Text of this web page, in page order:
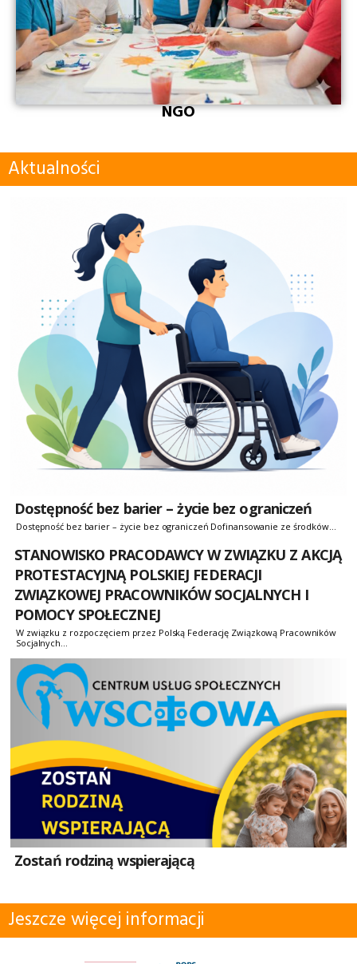
NGO
Aktualności
Dostępność bez barier – życie bez ograniczeń
Dostępność bez barier – życie bez ograniczeń Dofinansowanie ze środków...
STANOWISKO PRACODAWCY W ZWIĄZKU Z AKCJĄ
PROTESTACYJNĄ POLSKIEJ FEDERACJI
ZWIĄZKOWEJ PRACOWNIKÓW SOCJALNYCH I
POMOCY SPOŁECZNEJ
W związku z rozpoczęciem przez Polską Federację Związkową Pracowników
Socjalnych...
Zostań rodziną wspierającą
Jeszcze więcej informacji